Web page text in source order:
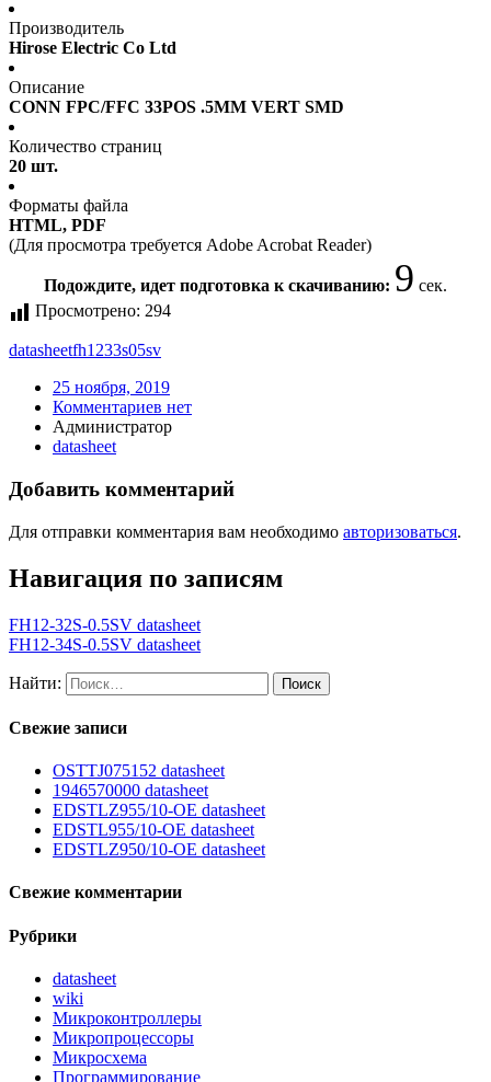
Производитель
Hirose Electric Co Ltd
Описание
CONN FPC/FFC 33POS .5MM VERT SMD
Количество страниц
20 шт.
Форматы файла
HTML, PDF
(Для просмотра требуется Adobe Acrobat Reader)
Подождите, идет подготовка к скачиванию: 9 сек.
Просмотрено: 294
datasheetfh1233s05sv
25 ноября, 2019
Комментариев нет
Администратор
datasheet
Добавить комментарий
Для отправки комментария вам необходимо авторизоваться.
Навигация по записям
FH12-32S-0.5SV datasheet
FH12-34S-0.5SV datasheet
Найти:
Свежие записи
OSTTJ075152 datasheet
1946570000 datasheet
EDSTLZ955/10-OE datasheet
EDSTL955/10-OE datasheet
EDSTLZ950/10-OE datasheet
Свежие комментарии
Рубрики
datasheet
wiki
Микроконтроллеры
Микропроцессоры
Микросхема
Программирование